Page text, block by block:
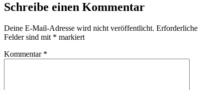
Schreibe einen Kommentar
Deine E-Mail-Adresse wird nicht veröffentlicht. Erforderliche
Felder sind mit * markiert
Kommentar *